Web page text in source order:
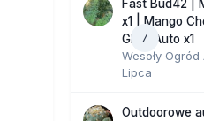
7
Fast Bud42 |
x1 | Mango
GMO Auto x1
Wesoły Ogród
Lipca
Outdoorowe